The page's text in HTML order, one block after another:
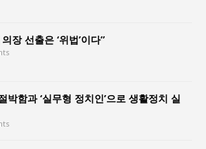
장 선출은 ‘위법’이다”
박함과 ‘실무형 정치인’으로 생활정치 실